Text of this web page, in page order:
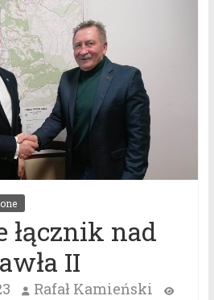
łącznik nad
II
Rafał Kamieński